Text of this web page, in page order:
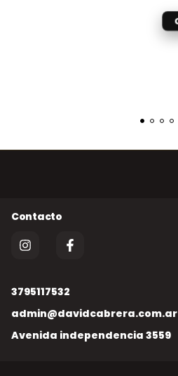
3795117532
admin@davidcabrera.com.ar
Avenida independencia 3559